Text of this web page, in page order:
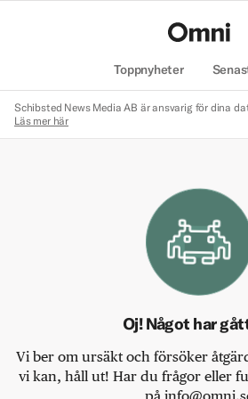
Toppnyheter
Schibsted News Media AB är ansvarig för dina
Läs mer här
Oj! Något har
Vi ber om ursäkt och försöker
vi kan, håll ut! Har du frågor eller